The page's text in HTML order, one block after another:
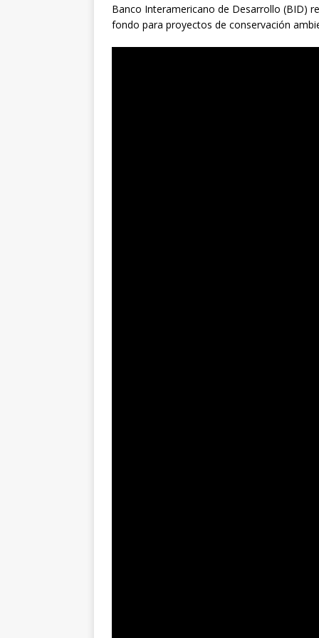
Banco Interamericano de Desarrollo (BID)
fondo para proyectos de conservación